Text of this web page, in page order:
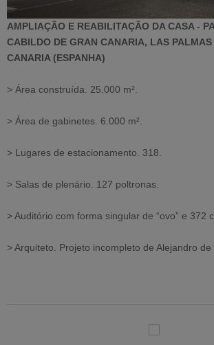
AMPLIAÇÃO E REABILITAÇÃO DA CASA -
CABILDO DE GRAN CANARIA, LAS PALMAS
CANARIA (ESPANHA)
> Área construída. 25.000 m².
> Área de gabinetes. 6.000 m².
> Lugares de estacionamento. 318.
> Salas de plenário. 127 poltronas.
> Auditório com forma singular de “ovo” e 372
> Arquiteto. Projeto incompleto de Alejandro de